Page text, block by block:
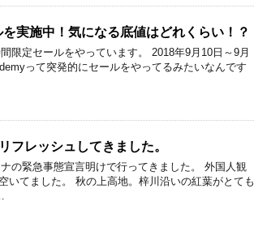
実施中！気になる底値はどれくらい！？
限定セールをやっています。 2018年9月10日～9月
って突発的にセールをやってるみたいなんです
フレッシュしてきました。
の緊急事態宣言明けで行ってきました。 外国人観
いてました。 秋の上高地。梓川沿いの紅葉がとても